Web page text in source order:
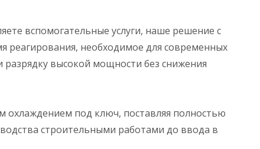
вспомогательные услуги, наше решение с
реагирования, необходимое для современных
высокой мощности без снижения
под ключ, поставляя полностью
строительными работами до ввода в